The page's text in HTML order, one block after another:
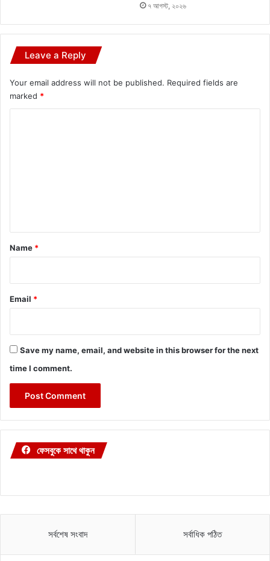
৭ আগস্ট, ২০২৬
Leave a Reply
Your email address will not be published. Required fields are
marked *
*
Name *
Email *
Save my name, email, and website in this browser for the next
time I comment.
ফেসবুকে সাথে থাকুন
সর্বশেষ সংবাদ সর্বাধিক পঠিত